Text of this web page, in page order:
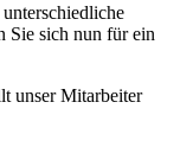
Sie sich nun für ein
unser Mitarbeiter